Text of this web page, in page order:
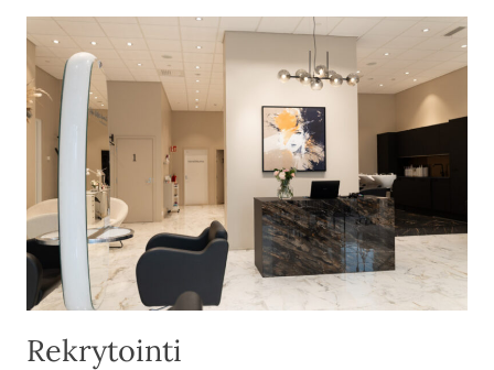
HIUSTENPIDENNYKSILLE!
Rekrytointi